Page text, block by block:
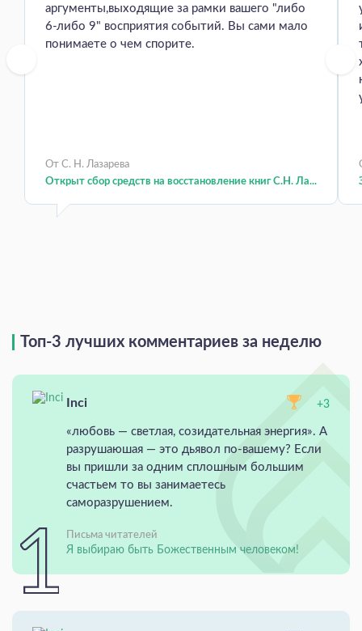
аргументы,выходящие за рамки вашего "либо
6-либо 9" восприятия событий. Вы сами мало
понимаете о чем спорите.
От С. Н. Лазарева
Открыт сбор средств на восстановление книг С.Н. Ла...
Топ-3 лучших комментариев за неделю
Inci +3
«любовь — светлая, созидательная энергия». А
разрушаюшая — это дьявол по-вашему? Если
вы пришли за одним сплошным большим
счастьем то вы занимаетесь
саморазрушением.
Письма читателей
Я выбираю быть Божественным человеком!